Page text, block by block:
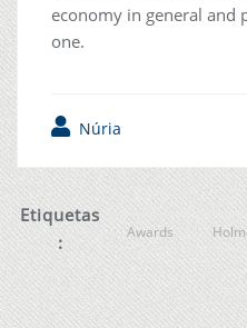
economy in general and
one.
Núria
Etiquetas
:
Awards